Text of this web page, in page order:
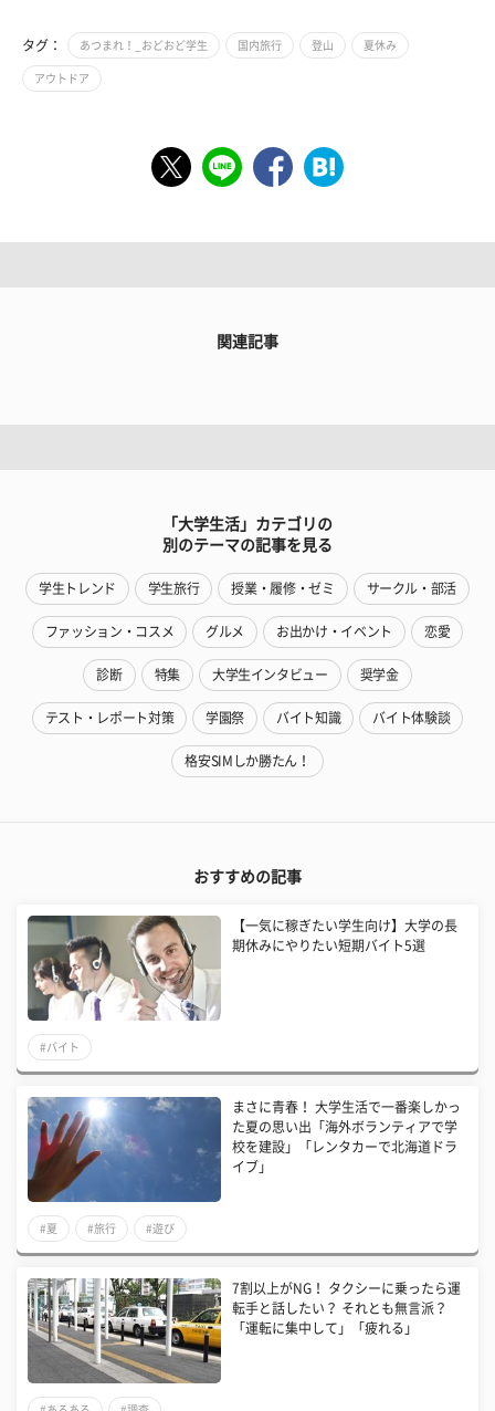
タグ： あつまれ！_おどおど学生 国内旅行 登山 夏休み
アウトドア
関連記事
「大学生活」カテゴリの
別のテーマの記事を見る
学生トレンド 学生旅行 授業・履修・ゼミ サークル・部活
ファッション・コスメ グルメ お出かけ・イベント 恋愛
診断 特集 大学生インタビュー 奨学金
テスト・レポート対策 学園祭 バイト知識 バイト体験談
格安SIMしか勝たん！
おすすめの記事
【一気に稼ぎたい学生向け】大学の長
期休みにやりたい短期バイト5選
#バイト
まさに青春！ 大学生活で一番楽しかっ
た夏の思い出「海外ボランティアで学
校を建設」「レンタカーで北海道ドラ
イブ」
#夏 #旅行 #遊び
7割以上がNG！ タクシーに乗ったら運
転手と話したい？ それとも無言派？
「運転に集中して」「疲れる」